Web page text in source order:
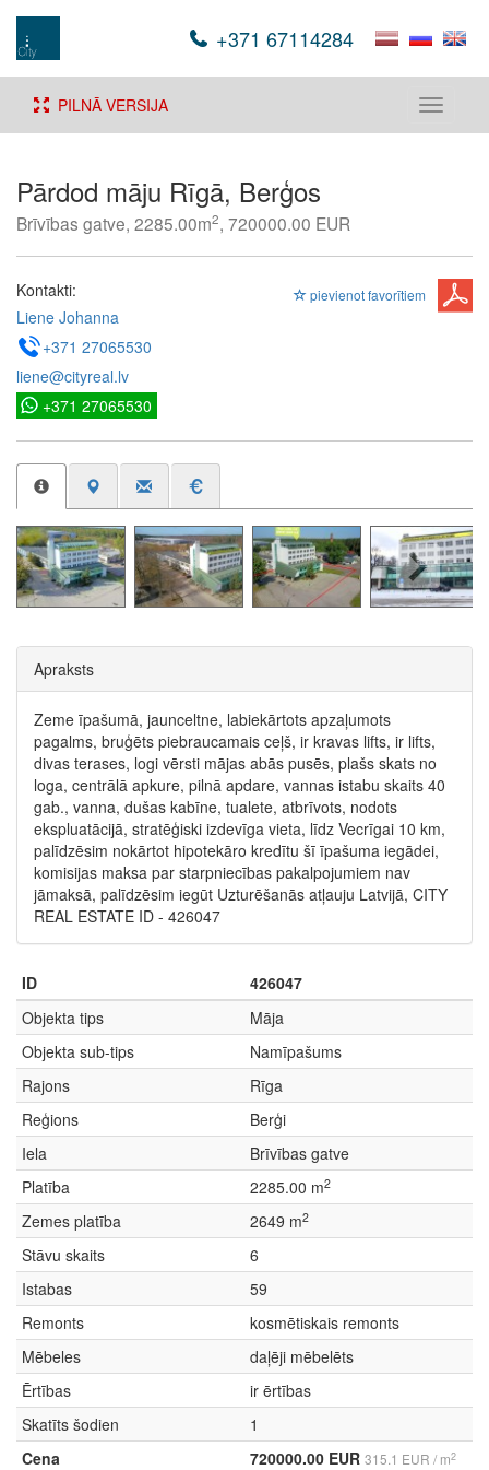
+371 67114284
Toggle
PILNĀ VERSIJA
Pārdod māju Rīgā, Berģos
Brīvības gatve, 2285.00m2, 720000.00 EUR
pievienot favorītiem
Kontakti:
Liene Johanna
+371 27065530
liene@cityreal.lv
+371 27065530
Apraksts
Zeme īpašumā, jaunceltne, labiekārtots apzaļumots
pagalms, bruģēts piebraucamais ceļš, ir kravas lifts, ir lifts,
divas terases, logi vērsti mājas abās pusēs, plašs skats no
loga, centrālā apkure, pilnā apdare, vannas istabu skaits 40
gab., vanna, dušas kabīne, tualete, atbrīvots, nodots
ekspluatācijā, stratēģiski izdevīga vieta, līdz Vecrīgai 10 km,
palīdzēsim nokārtot hipotekāro kredītu šī īpašuma iegādei,
komisijas maksa par starpniecības pakalpojumiem nav
jāmaksā, palīdzēsim iegūt Uzturēšanās atļauju Latvijā, CITY
REAL ESTATE ID - 426047
ID
426047
Objekta tips
Māja
Objekta sub-tips
Namīpašums
Rajons
Rīga
Reģions
Berģi
Iela
Brīvības gatve
Platība
2285.00 m2
Zemes platība 2649 m2
Stāvu skaits
6
Istabas
59
Remonts
kosmētiskais remonts
Mēbeles
daļēji mēbelēts
Ērtības
ir ērtības
Skatīts šodien
1
Cena
720000.00 EUR 315.1 EUR / m2